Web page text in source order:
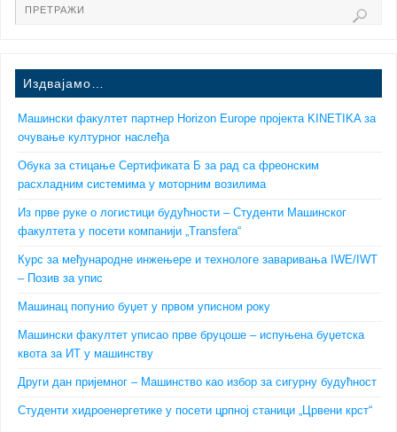
Издвајамо…
Машински факултет партнер Horizon Europe пројекта KINETIKA за
очување културног наслеђа
Обука за стицање Сертификата Б за рад са фреонским
расхладним системима у моторним возилима
Из прве руке о логистици будућности – Студенти Машинског
факултета у посети компанији „Transfera“
Курс за међународне инжењере и технологе заваривања IWE/IWT
– Позив за упис
Машинац попунио буџет у првом уписном року
Машински факултет уписао прве бруцоше – испуњена буџетска
квота за ИТ у машинству
Други дан пријемног – Машинство као избор за сигурну будућност
Студенти хидроенергетике у посети црпној станици „Црвени крст“